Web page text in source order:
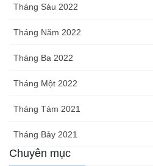
Tháng Sáu 2022
Tháng Năm 2022
Tháng Ba 2022
Tháng Một 2022
Tháng Tám 2021
Tháng Bảy 2021
Chuyên mục